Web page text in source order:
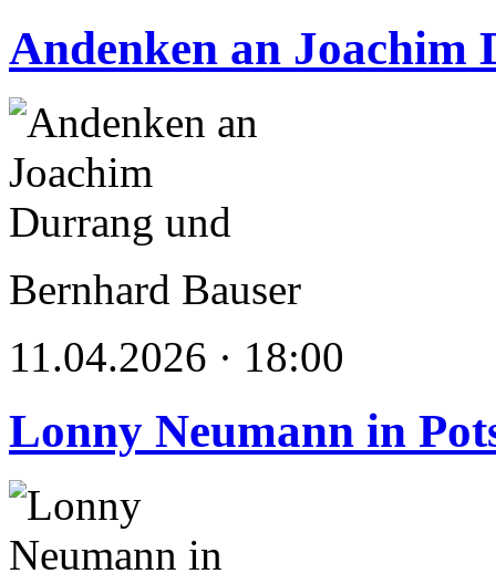
Andenken an Joachim
Bernhard Bauser
11.04.2026 · 18:00
Lonny Neumann in